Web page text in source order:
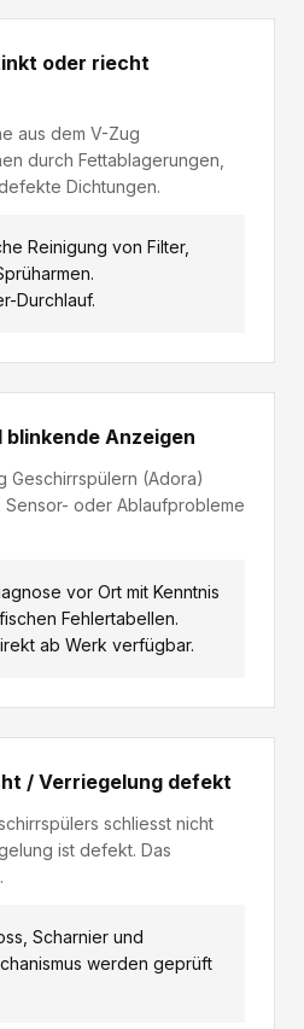
oder riecht
aus dem V-Zug
durch Fettablagerungen,
Dichtungen.
Reinigung von Filter,
Durchlauf.
blinkende Anzeigen
Geschirrspülern (Adora)
oder Ablaufprobleme
vor Ort mit Kenntnis
Fehlertabellen.
ab Werk verfügbar.
/ Verriegelung defekt
schliesst nicht
ist defekt. Das
Scharnier und
werden geprüft